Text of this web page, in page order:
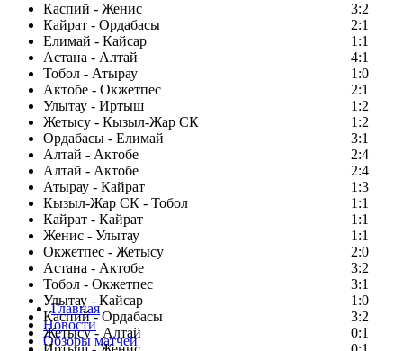
Каспий - Женис
3:2
Кайрат - Ордабасы
2:1
Елимай - Кайсар
1:1
Астана - Алтай
4:1
Тобол - Атырау
1:0
Актобе - Окжетпес
2:1
Улытау - Иртыш
1:2
Жетысу - Кызыл-Жар СК
1:2
Ордабасы - Елимай
3:1
Алтай - Актобе
2:4
Алтай - Актобе
2:4
Атырау - Кайрат
1:3
Кызыл-Жар СК - Тобол
1:1
Кайрат - Кайрат
1:1
Женис - Улытау
1:1
Окжетпес - Жетысу
2:0
Астана - Актобе
3:2
Тобол - Окжетпес
3:1
Улытау - Кайсар
1:0
Каспий - Ордабасы
3:2
Жетысу - Алтай
0:1
Главная
Новости
Обзоры матчей